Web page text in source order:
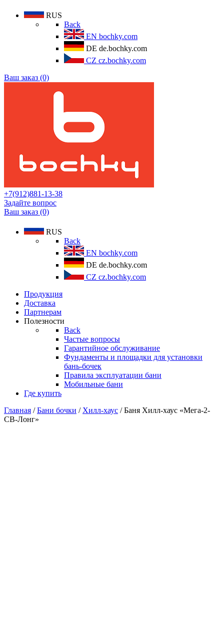
RUS
Back
EN bochky.com
DE de.bochky.com
CZ cz.bochky.com
Ваш заказ (0)
+7(912)881-13-38
Задайте вопрос
Ваш заказ (0)
RUS
Back
EN bochky.com
DE de.bochky.com
CZ cz.bochky.com
Продукция
Доставка
Партнерам
Полезности
Back
Частые вопросы
Гарантийное обслуживание
Фундаменты и площадки для установки
бань-бочек
Правила эксплуатации бани
Мобильные бани
Где купить
Главная /Бани бочки / Хилл-хаус / Баня Хилл-хаус «Мега-2-
СВ-Лонг»